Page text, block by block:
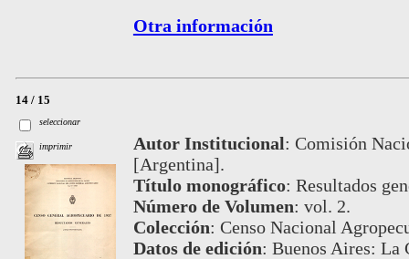
Otra información
14 / 15
seleccionar
imprimir Autor Institucional: Comisión
[Argentina].
Título monográfico: Resultados
Número de Volumen: vol. 2.
Colección: Censo Nacional
Datos de edición: Buenos Aires: La